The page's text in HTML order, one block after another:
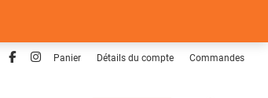
Facebook
Instagram
Panier Détails du compte Commandes